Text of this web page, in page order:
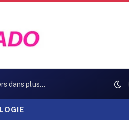
Kidnapping : Pierre Espérance met en cause des policiers dans plusieurs enlèvements